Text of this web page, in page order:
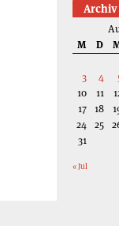
Archiv
M
D
3
4
10
11
17 18
24 25
31
« Jul